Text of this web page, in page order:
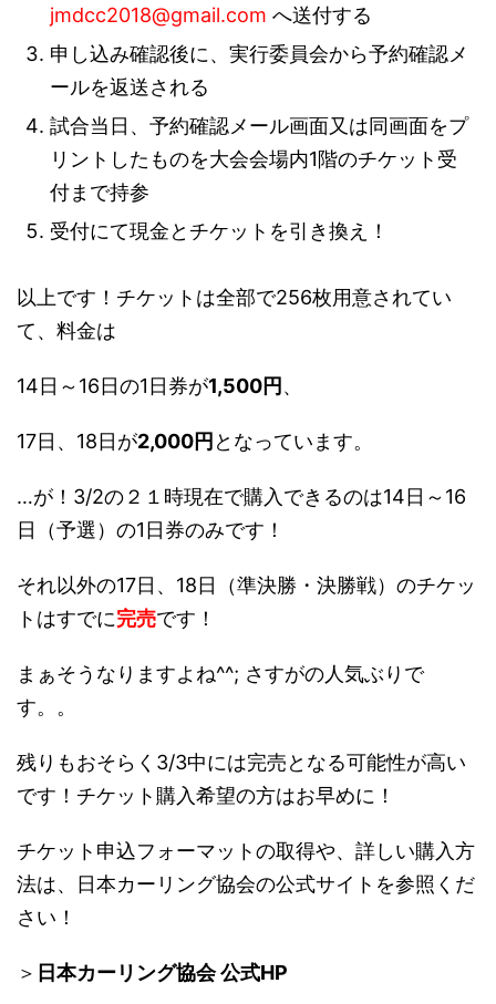
jmdcc2018@gmail.com へ送付する
申し込み確認後に、実行委員会から予約確認メ
ールを返送される
試合当日、予約確認メール画面又は同画面をプ
リントしたものを大会会場内1階のチケット受
付まで持参
受付にて現金とチケットを引き換え！
以上です！チケットは全部で256枚用意されてい
て、料金は
14日～16日の1日券が1,500円、
17日、18日が2,000円となっています。
…が！3/2の２１時現在で購入できるのは14日～16
日（予選）の1日券のみです！
それ以外の17日、18日（準決勝・決勝戦）のチケッ
トはすでに完売です！
まぁそうなりますよね^^; さすがの人気ぶりで
す。。
残りもおそらく3/3中には完売となる可能性が高い
です！チケット購入希望の方はお早めに！
チケット申込フォーマットの取得や、詳しい購入方
法は、日本カーリング協会の公式サイトを参照くだ
さい！
＞ 日本カーリング協会 公式HP